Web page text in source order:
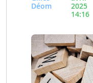
Déom
2025
14:16